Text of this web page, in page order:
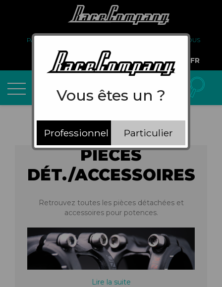
PARTENARIAT
À PROPOS DE NOUS
COMPTE PRO
FR
PIÈCES
DÉT./ACCESSOIRES
Retrouvez toutes les pièces détachées et
accessoires pour potences.
Lire la suite
Vous êtes un ?
Professionnel Particulier